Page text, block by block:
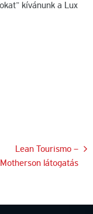
kívánunk a Lux
Lean Tourismo –
látogatás